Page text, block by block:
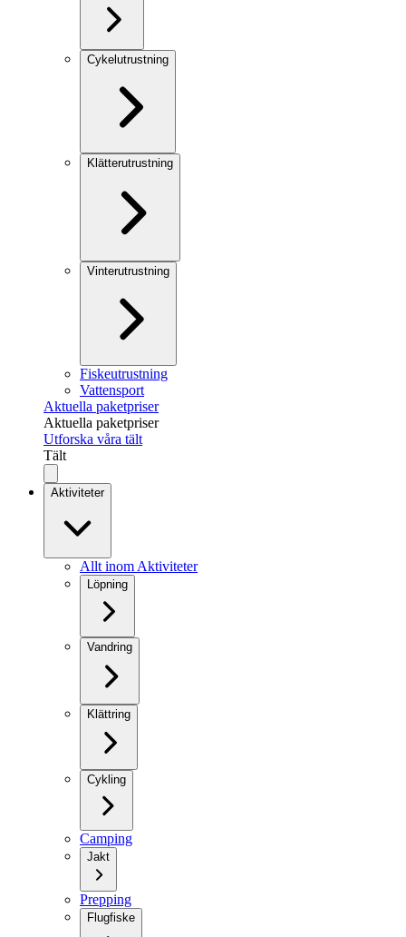
Cykelutrustning
Klätterutrustning
Vinterutrustning
Fiskeutrustning
Vattensport
Aktuella paketpriser
Aktuella paketpriser
Utforska våra tält
Tält
Aktiviteter
Allt inom Aktiviteter
Löpning
Vandring
Klättring
Cykling
Camping
Jakt
Prepping
Flugfiske